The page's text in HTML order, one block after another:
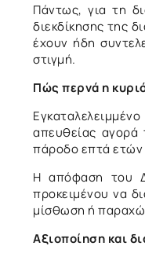
Πάντως, για τη
διεκδίκησης της
έχουν ήδη
στιγμή.
Πώς περνά η
απευθείας αγορά
πάροδο επτά ετών
Η απόφαση του
προκειμένου να
μίσθωση ή
Αξιοποίηση και